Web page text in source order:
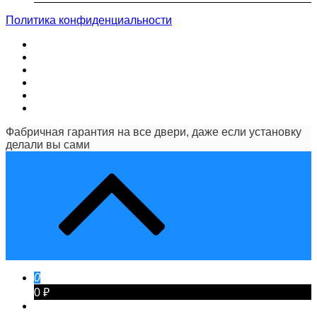
Политика конфиденциальности
Фабричная гарантия на все двери, даже если установку
делали вы сами
0
0 ₽